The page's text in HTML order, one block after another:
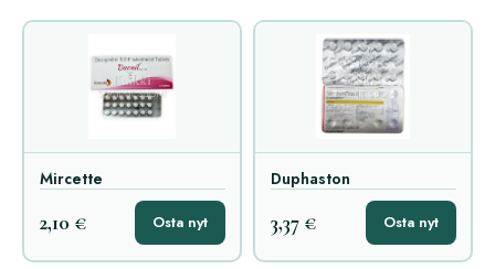
Mircette
2,10 € Osta nyt
Duphaston
3,37 € Osta nyt